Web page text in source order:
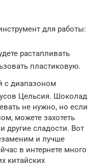
для работы:
растапливать
пластиковую.
с диапазоном
Цельсия. Шоколад
не нужно, но если
можете захотеть
другие сладости. Вот
и лучше
в интернете много
китайских